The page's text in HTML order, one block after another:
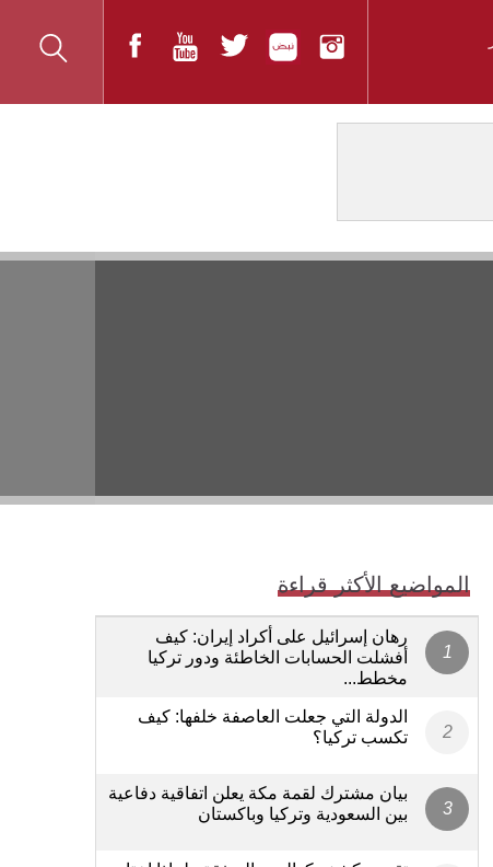
المواضيع الأكثر قراءة
رهان إسرائيل على أكراد إيران: كيف
أفشلت الحسابات الخاطئة ودور تركيا
مخطط...
الدولة التي جعلت العاصفة خلفها: كيف
تكسب تركيا؟
بيان مشترك لقمة مكة يعلن اتفاقية دفاعية
بين السعودية وتركيا وباكستان